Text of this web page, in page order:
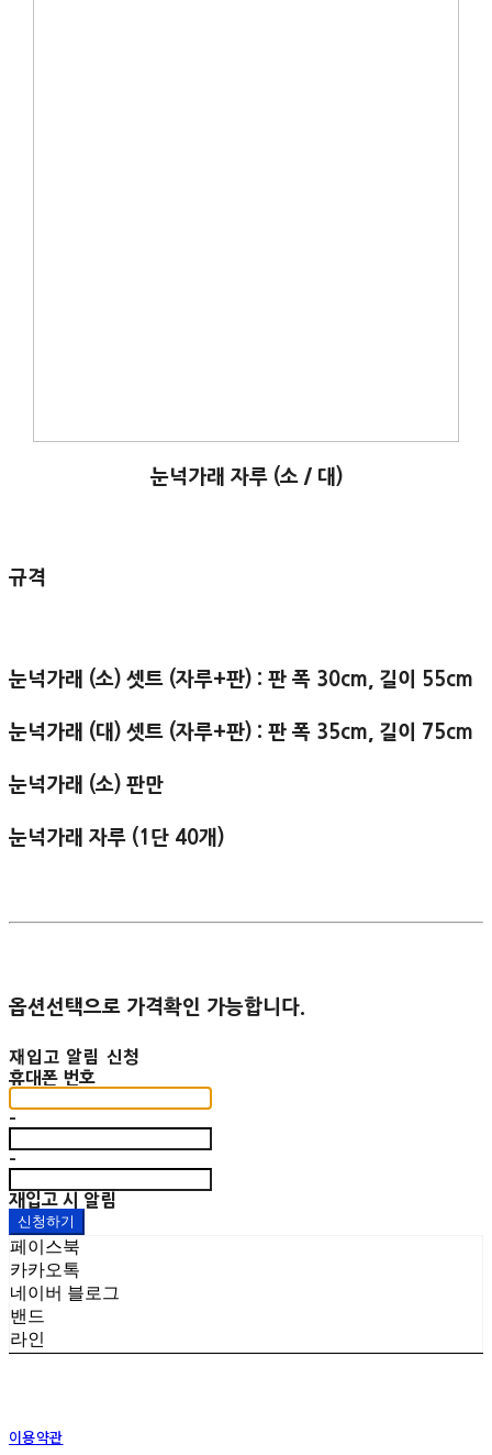
눈넉가래 자루 (소 / 대)
규격
눈넉가래 (소) 셋트 (자루+판) : 판 폭 30cm, 길이 55cm
눈넉가래 (대) 셋트 (자루+판) : 판 폭 35cm, 길이 75cm
눈넉가래 (소) 판만
눈넉가래 자루 (1단 40개)
옵션선택으로 가격확인 가능합니다.
재입고 알림 신청
휴대폰 번호
-
-
재입고 시 알림
신청하기
페이스북
카카오톡
네이버 블로그
밴드
라인
이용약관